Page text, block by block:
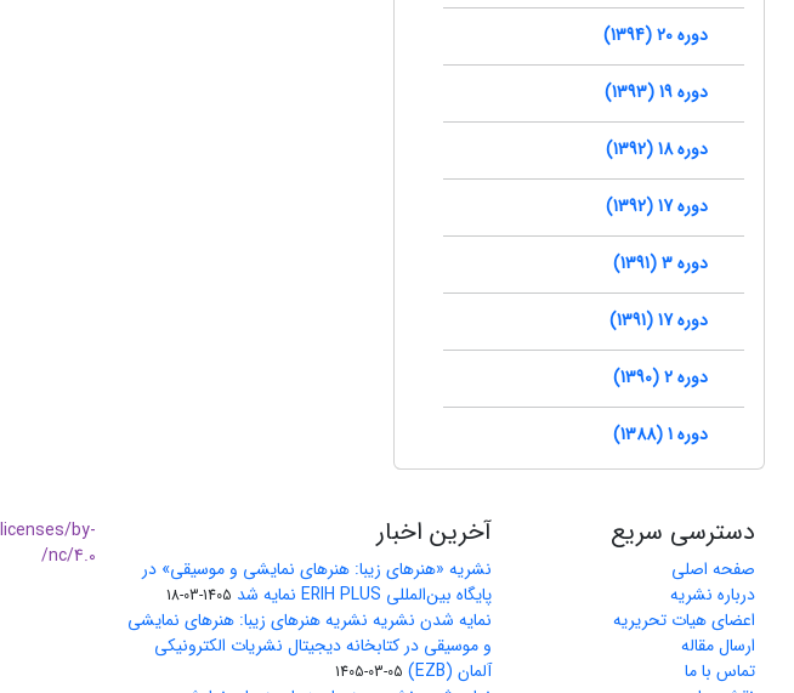
دوره 20 (1394)
دوره 19 (1393)
دوره 18 (1392)
دوره 17 (1392)
دوره 3 (1391)
دوره 17 (1391)
دوره 2 (1390)
دوره 1 (1388)
دسترسی سریع
صفحه اصلی
درباره نشریه
اعضای هیات تحریریه
ارسال مقاله
تماس با ما
آخرین اخبار
نشریه «هنرهای زیبا: هنرهای نمایشی و موسیقی» در
پایگاه بین‌المللی ERIH PLUS نمایه شد
1405-03-18
نمایه شدن نشریه نشریه هنرهای زیبا: هنرهای نمایشی
و موسیقی در کتابخانه دیجیتال نشریات الکترونیکی
آلمان (EZB)
1405-03-05
by-
nc/4.0/